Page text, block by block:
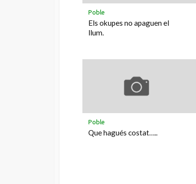
Poble
Els okupes no apaguen el
llum.
Poble
Que hagués costat…..